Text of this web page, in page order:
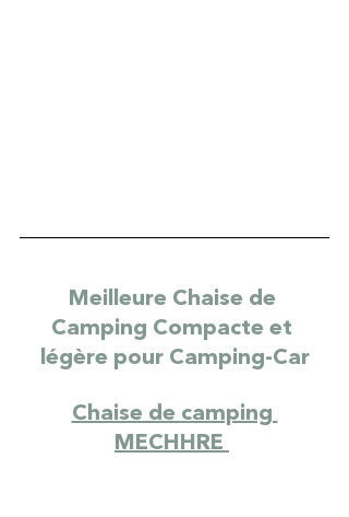
Meilleure Chaise de
Camping Compacte et
légère pour Camping-Car
Chaise de camping
MECHHRE